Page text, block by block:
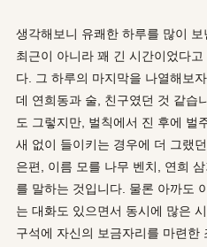
생각해보니 유쾌한 하루를 많이 보
최근이 아니라 꽤 긴 시간이었다
다. 그 하루의 마지막을 나열해보
데 연희동과 술, 친구였던 것 같습
도 그렇지만, 벌칙에서 진 후에 벌
새 없이 들이키는 경우에 더 그랬
은편, 이름 모를 나무 벤치, 연희
를 말하는 것입니다. 물론 아까도
는 대화도 있으면서 동시에 많은
구석에 자신의 보금자리를 마련한